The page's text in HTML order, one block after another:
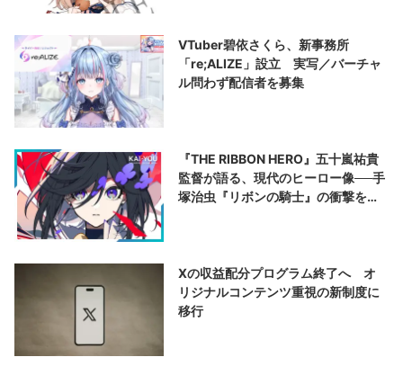
VTuber碧依さくら、新事務所
「re;ALIZE」設立 実写／バーチャ
ル問わず配信者を募集
『THE RIBBON HERO』五十嵐祐貴
監督が語る、現代のヒーロー像──手
塚治虫『リボンの騎士』の衝撃を再
Xの収益配分プログラム終了へ オ
リジナルコンテンツ重視の新制度に
移行